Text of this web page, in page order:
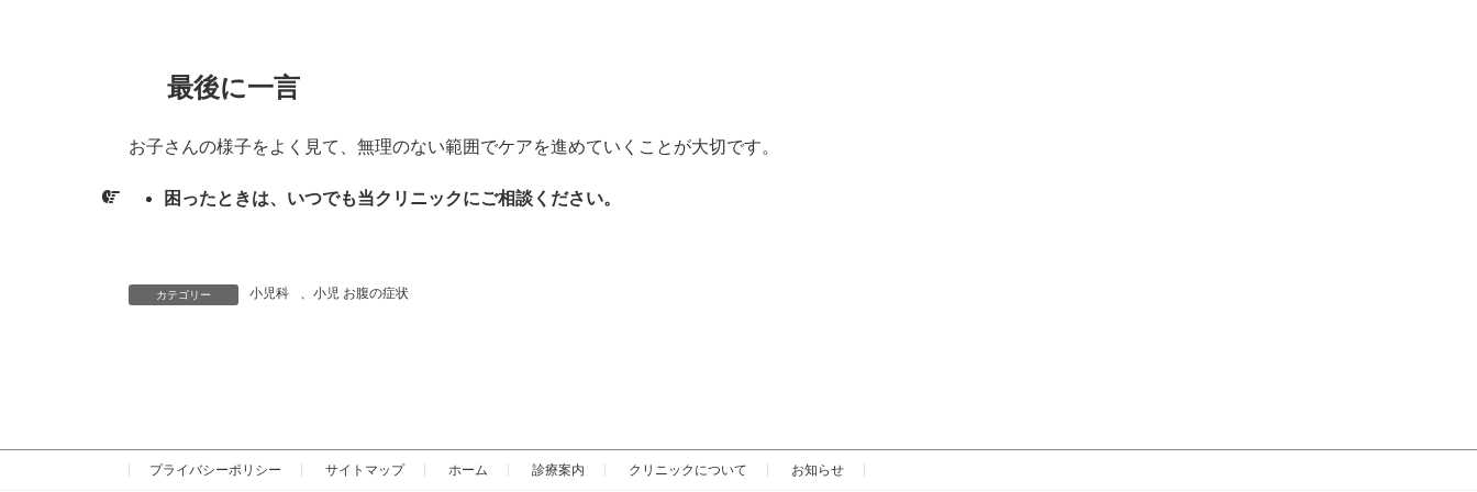
最後に一言
お子さんの様子をよく見て、無理のない範囲でケアを進めていくことが大切です。
困ったときは、いつでも当クリニックにご相談ください。
カテゴリー 小児科 、 小児 お腹の症状
プライバシーポリシー サイトマップ ホーム 診療案内 クリニックについて お知らせ